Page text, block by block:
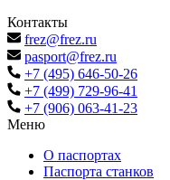
Контакты
frez@frez.ru
pasport@frez.ru
+7 (495) 646-50-26
+7 (499) 729-96-41
+7 (906) 063-41-23
Меню
О паспортах
Паспорта станков